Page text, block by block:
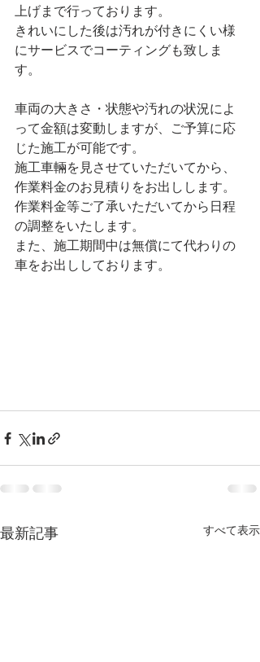
上げまで行っております。
きれいにした後は汚れが付きにくい様
にサービスでコーティングも致しま
す。
車両の大きさ・状態や汚れの状況によ
って金額は変動しますが、ご予算に応
じた施工が可能です。
施工車輛を見させていただいてから、
作業料金のお見積りをお出しします。
作業料金等ご了承いただいてから日程
の調整をいたします。
また、施工期間中は無償にて代わりの
車をお出ししております。
最新記事 すべて表示